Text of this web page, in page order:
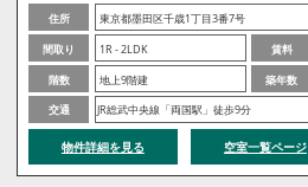
住所
東京都墨田区千歳1丁目3番7号
間取り
1R - 2LDK 賃料
階数
地上9階建 築年数
交通
JR総武中央線「両国駅」徒歩9分
物件詳細を見る 空室一覧ページ